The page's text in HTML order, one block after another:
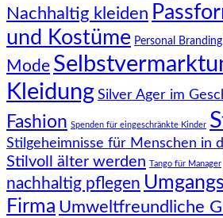
Nachhaltig kleiden
und Kostüme Personal Branding
Mode
Kleidung Silver Ager im
Fashion Spenden für eingeschränkte Kinder
Stilgeheimnisse für Menschen in
Stilvoll älter werden Tango für Manager
nachhaltig pflegen
Firma Umweltfreundliche